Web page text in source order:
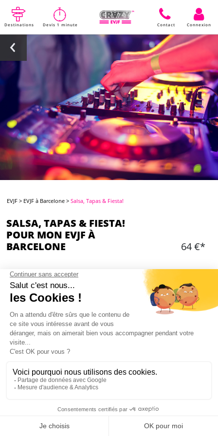
Destinations Devis 1 minute Contact Connexion
EVJF > EVJF à Barcelone >Salsa, Tapas & Fiesta!
SALSA, TAPAS & FIESTA!
POUR MON EVJF À
BARCELONE
64 €*
CONTENU
1 heure de cours privé de salsa!
Espace privé
Dîner de tapas ''muy delicioso''
Entrée en boîte de nuit
Durée: 3 heures
Mon EVJF à Barcelone